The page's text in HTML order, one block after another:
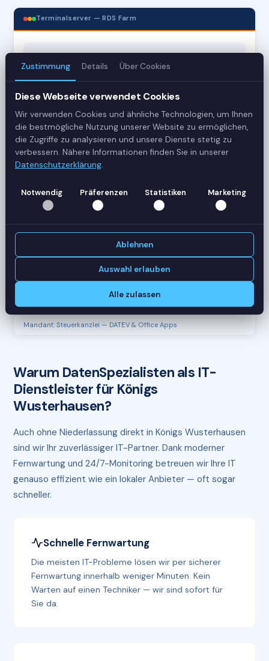
Terminalserver — RDS Farm
3
42
Healthy
SERVER-AUSLASTUNG
CPU
62%
CPU
45%
Mandant: Steuerkanzlei — DATEV & Office Apps
Warum DatenSpezialisten als IT-
Dienstleister für Königs
Wusterhausen?
Auch ohne Niederlassung direkt in Königs Wusterhausen
sind wir Ihr zuverlässiger IT-Partner. Dank moderner
Fernwartung und 24/7-Monitoring betreuen wir Ihre IT
genauso effizient wie ein lokaler Anbieter — oft sogar
schneller.
Schnelle Fernwartung
Die meisten IT-Probleme lösen wir per sicherer
Fernwartung innerhalb weniger Minuten. Kein
Warten auf einen Techniker — wir sind sofort für
Sie da.
Zustimmung Details Über Cookies
Diese Webseite verwendet Cookies
Wir verwenden Cookies und ähnliche Technologien, um Ihnen
die bestmögliche Nutzung unserer Website zu ermöglichen,
die Zugriffe zu analysieren und unsere Dienste stetig zu
verbessern. Nähere Informationen finden Sie in unserer
Datenschutzerklärung.
Notwendig Präferenzen Statistiken Marketing
Ablehnen
Auswahl erlauben
Alle zulassen